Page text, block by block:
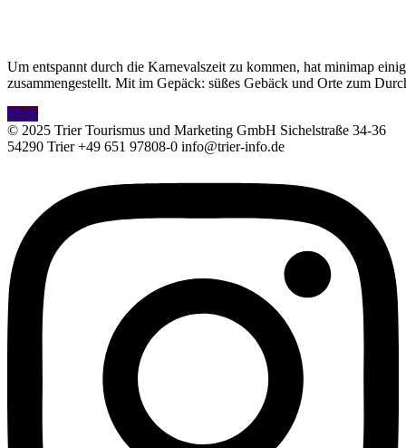
Um entspannt durch die Karnevalszeit zu kommen, hat minimap
zusammengestellt. Mit im Gepäck: süßes Gebäck und Orte zum
Mehr
© 2025 Trier Tourismus und Marketing GmbH Sichelstraße 34-36
54290 Trier +49 651 97808-0 info@trier-info.de